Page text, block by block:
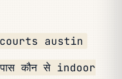
austin
कौन से indoor